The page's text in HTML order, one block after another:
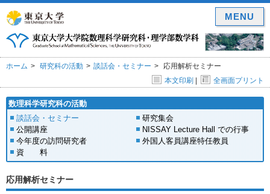
ホーム 研究科の活動 談話会・セミナー
応用解析セミナー
本文印刷 | 全画面プリント
数理科学研究科の活動
談話会・セミナー
研究集会
公開講座
NISSAY Lecture Hall での行事
今年度の訪問研究者
外国人客員講座特任教員
資 料
応用解析セミナー
MENU